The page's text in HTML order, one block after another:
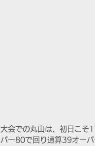
大会での丸山は、初日こそ
バー80で回り通算39オー